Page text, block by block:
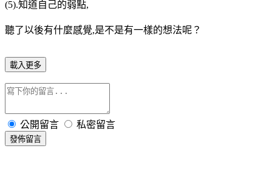
(5).知道自己的弱點,
聽了以後有什麼感覺,是不是有一樣的想法呢？
載入更多
公開留言 私密留言
發佈留言